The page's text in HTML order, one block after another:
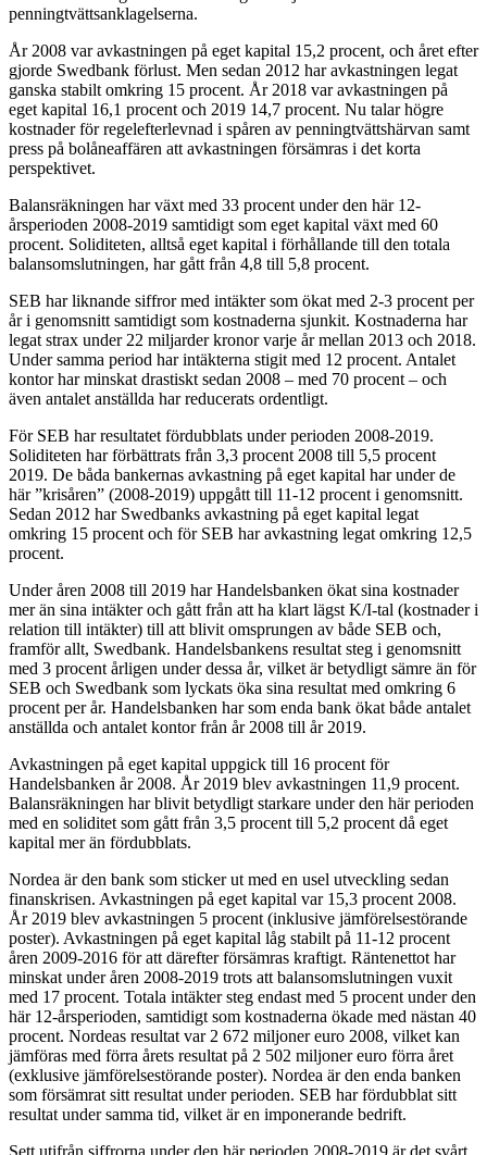
penningtvättsanklagelserna.
År 2008 var avkastningen på eget kapital 15,2 procent, och året efter
gjorde Swedbank förlust. Men sedan 2012 har avkastningen legat
ganska stabilt omkring 15 procent. År 2018 var avkastningen på
eget kapital 16,1 procent och 2019 14,7 procent. Nu talar högre
kostnader för regelefterlevnad i spåren av penningtvättshärvan samt
press på bolåneaffären att avkastningen försämras i det korta
perspektivet.
Balansräkningen har växt med 33 procent under den här 12-
årsperioden 2008-2019 samtidigt som eget kapital växt med 60
procent. Soliditeten, alltså eget kapital i förhållande till den totala
balansomslutningen, har gått från 4,8 till 5,8 procent.
SEB har liknande siffror med intäkter som ökat med 2-3 procent per
år i genomsnitt samtidigt som kostnaderna sjunkit. Kostnaderna har
legat strax under 22 miljarder kronor varje år mellan 2013 och 2018.
Under samma period har intäkterna stigit med 12 procent. Antalet
kontor har minskat drastiskt sedan 2008 – med 70 procent – och
även antalet anställda har reducerats ordentligt.
För SEB har resultatet fördubblats under perioden 2008-2019.
Soliditeten har förbättrats från 3,3 procent 2008 till 5,5 procent
2019. De båda bankernas avkastning på eget kapital har under de
här ”krisåren” (2008-2019) uppgått till 11-12 procent i genomsnitt.
Sedan 2012 har Swedbanks avkastning på eget kapital legat
omkring 15 procent och för SEB har avkastning legat omkring 12,5
procent.
Under åren 2008 till 2019 har Handelsbanken ökat sina kostnader
mer än sina intäkter och gått från att ha klart lägst K/I-tal (kostnader i
relation till intäkter) till att blivit omsprungen av både SEB och,
framför allt, Swedbank. Handelsbankens resultat steg i genomsnitt
med 3 procent årligen under dessa år, vilket är betydligt sämre än för
SEB och Swedbank som lyckats öka sina resultat med omkring 6
procent per år. Handelsbanken har som enda bank ökat både antalet
anställda och antalet kontor från år 2008 till år 2019.
Avkastningen på eget kapital uppgick till 16 procent för
Handelsbanken år 2008. År 2019 blev avkastningen 11,9 procent.
Balansräkningen har blivit betydligt starkare under den här perioden
med en soliditet som gått från 3,5 procent till 5,2 procent då eget
kapital mer än fördubblats.
Nordea är den bank som sticker ut med en usel utveckling sedan
finanskrisen. Avkastningen på eget kapital var 15,3 procent 2008.
År 2019 blev avkastningen 5 procent (inklusive jämförelsestörande
poster). Avkastningen på eget kapital låg stabilt på 11-12 procent
åren 2009-2016 för att därefter försämras kraftigt. Räntenettot har
minskat under åren 2008-2019 trots att balansomslutningen vuxit
med 17 procent. Totala intäkter steg endast med 5 procent under den
här 12-årsperioden, samtidigt som kostnaderna ökade med nästan 40
procent. Nordeas resultat var 2 672 miljoner euro 2008, vilket kan
jämföras med förra årets resultat på 2 502 miljoner euro förra året
(exklusive jämförelsestörande poster). Nordea är den enda banken
som försämrat sitt resultat under perioden. SEB har fördubblat sitt
resultat under samma tid, vilket är en imponerande bedrift.